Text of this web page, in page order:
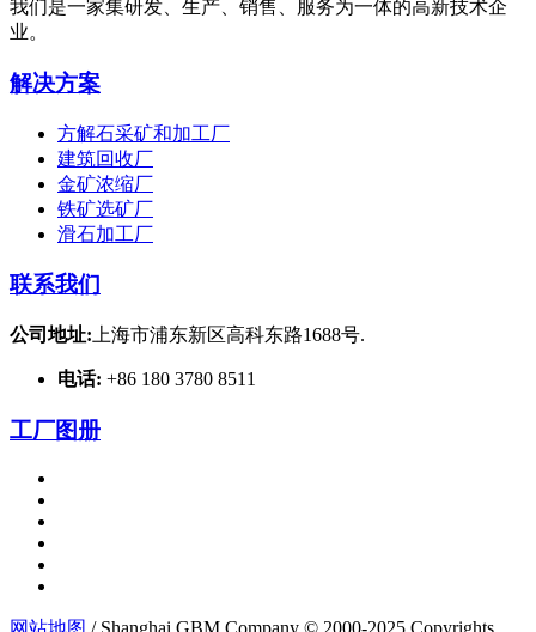
我们是一家集研发、生产、销售、服务为一体的高新技术企
业。
解决方案
方解石采矿和加工厂
建筑回收厂
金矿浓缩厂
铁矿选矿厂
滑石加工厂
联系我们
公司地址: 上海市浦东新区高科东路1688号.
电话: +86 180 3780 8511
工厂图册